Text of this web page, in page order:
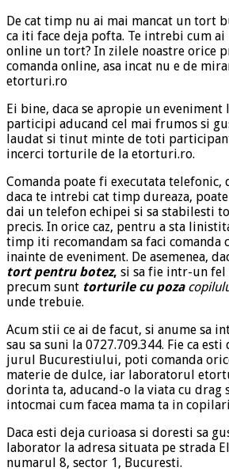
De cat timp nu ai mai mancat un tort
ca iti face deja pofta. Te intrebi cum ai
online un tort? In zilele noastre orice
comanda online, asa incat nu e de
etorturi.ro
Ei bine, daca se apropie un eveniment
participi aducand cel mai frumos si
laudat si tinut minte de toti
incerci torturile de la etorturi.ro.
Comanda poate fi executata telefonic,
daca te intrebi cat timp dureaza,
dai un telefon echipei si sa stabilesti
precis. In orice caz, pentru a sta
timp iti recomandam sa faci comanda
inainte de eveniment. De asemenea,
tort pentru botez, si sa fie intr-un fel
precum sunt torturile cu poza
unde trebuie.
Acum stii ce ai de facut, si anume sa
sau sa suni la 0727.709.344. Fie ca
jurul Bucurestiului, poti comanda
materie de dulce, iar laboratorul
dorinta ta, aducand-o la viata cu drag
intocmai cum facea mama ta in
Daca esti deja curioasa si doresti sa
laborator la adresa situata pe strada
numarul 8, sector 1, Bucuresti.